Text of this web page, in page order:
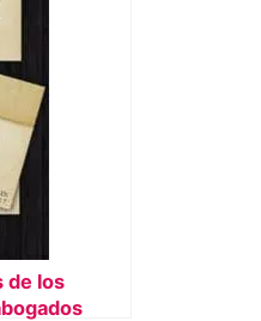
de los